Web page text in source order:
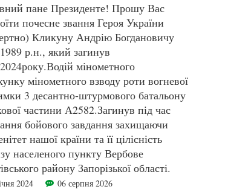
пане Президенте! Прошу Вас
почесне звання Героя України
Кликуну Андрію Богдановичу
р.н., який загинув
мінометного
мінометного взводу роти вогневої
3 десантно-штурмового батальону
частини А2582.Загинув під час
бойового завдання захищаючи
нашої країни та її цілісність
населеного пункту Вербове
району Запорізької області.
2024 06 серпня 2026